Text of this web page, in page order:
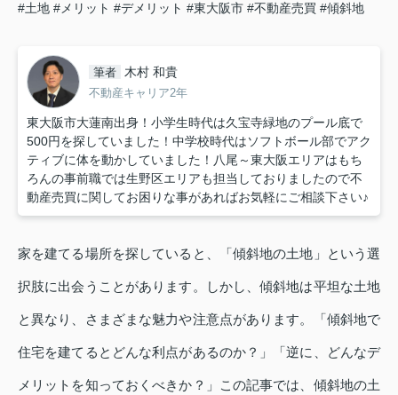
#土地 #メリット #デメリット #東大阪市 #不動産売買 #傾斜地
筆者 木村 和貴
不動産キャリア2年
東大阪市大蓮南出身！小学生時代は久宝寺緑地のプール底で
500円を探していました！中学校時代はソフトボール部でアク
ティブに体を動かしていました！八尾～東大阪エリアはもち
ろんの事前職では生野区エリアも担当しておりましたので不
動産売買に関してお困りな事があればお気軽にご相談下さい♪
家を建てる場所を探していると、「傾斜地の土地」という選
択肢に出会うことがあります。しかし、傾斜地は平坦な土地
と異なり、さまざまな魅力や注意点があります。「傾斜地で
住宅を建てるとどんな利点があるのか？」「逆に、どんなデ
メリットを知っておくべきか？」この記事では、傾斜地の土